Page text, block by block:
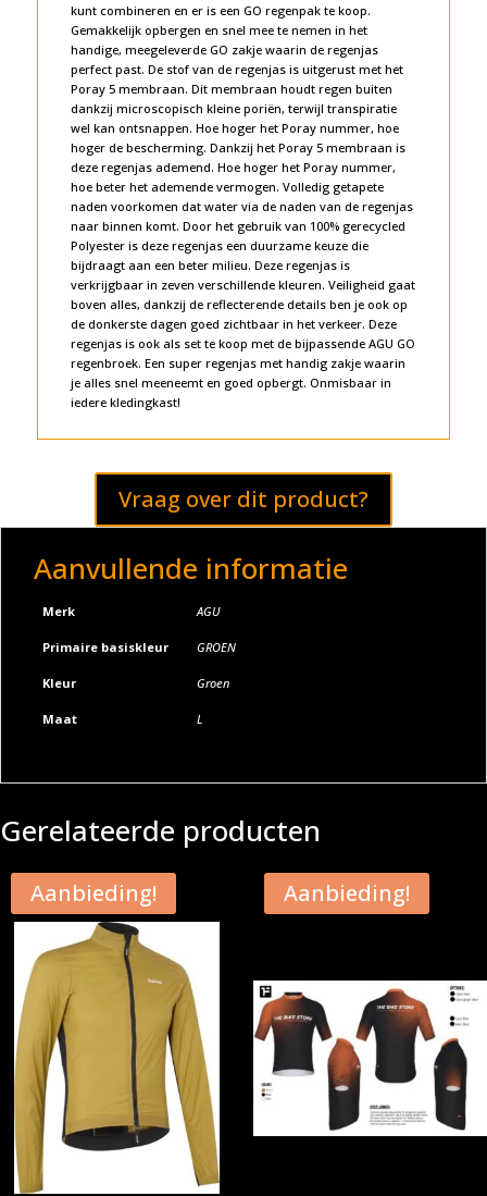
kunt combineren en er is een GO regenpak te koop.
Gemakkelijk opbergen en snel mee te nemen in het
handige, meegeleverde GO zakje waarin de regenjas
perfect past. De stof van de regenjas is uitgerust met het
Poray 5 membraan. Dit membraan houdt regen buiten
dankzij microscopisch kleine poriën, terwijl transpiratie
wel kan ontsnappen. Hoe hoger het Poray nummer, hoe
hoger de bescherming. Dankzij het Poray 5 membraan is
deze regenjas ademend. Hoe hoger het Poray nummer,
hoe beter het ademende vermogen. Volledig getapete
naden voorkomen dat water via de naden van de regenjas
naar binnen komt. Door het gebruik van 100% gerecycled
Polyester is deze regenjas een duurzame keuze die
bijdraagt aan een beter milieu. Deze regenjas is
verkrijgbaar in zeven verschillende kleuren. Veiligheid gaat
boven alles, dankzij de reflecterende details ben je ook op
de donkerste dagen goed zichtbaar in het verkeer. Deze
regenjas is ook als set te koop met de bijpassende AGU GO
regenbroek. Een super regenjas met handig zakje waarin
je alles snel meeneemt en goed opbergt. Onmisbaar in
iedere kledingkast!
Vraag over dit product?
Aanvullende informatie
Merk AGU
Primaire basiskleur GROEN
Kleur Groen
Maat L
Gerelateerde producten
Aanbieding! Aanbieding!